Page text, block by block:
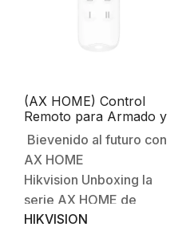
Principales:Alarma de
(AX HOME) Control
Remoto para Armado y
Desarmado / Teclas con
Funciones
Programables
Bievenido al futuro con
AX HOME
Hikvision Unboxing la
serie AX HOME de
alarmas HikvisionCurso
HIKVISION